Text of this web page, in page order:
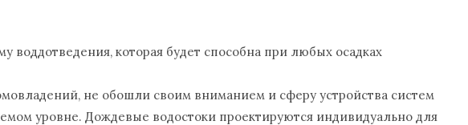
воддотведения, которая будет способна при любых осадках
не обошли своим вниманием и сферу устройства систем
уровне. Дождевые водостоки проектируются индивидуально для